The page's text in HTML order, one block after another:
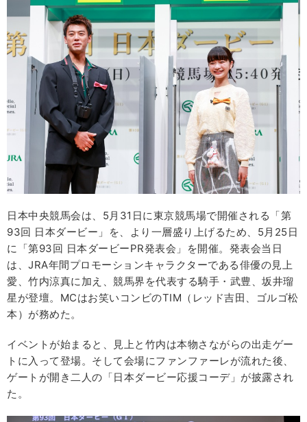
日本中央競馬会は、5月31日に東京競馬場で開催される「第
93回 日本ダービー」を、より一層盛り上げるため、5月25日
に「第93回 日本ダービーPR発表会」を開催。発表会当日
は、JRA年間プロモーションキャラクターである俳優の見上
愛、竹内涼真に加え、競馬界を代表する騎手・武豊、坂井瑠
星が登壇。MCはお笑いコンビのTIM（レッド吉田、ゴルゴ松
本）が務めた。
イベントが始まると、見上と竹内は本物さながらの出走ゲー
トに入って登場。そして会場にファンファーレが流れた後、
ゲートが開き二人の「日本ダービー応援コーデ」が披露され
た。